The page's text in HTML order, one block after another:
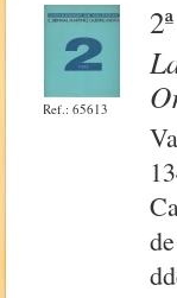
Ref.: 65613